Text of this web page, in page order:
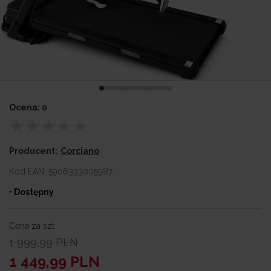
Ocena: 0
Producent: Corciano
Kod EAN: 5906333005987
• Dostępny
Cena za szt
1 999,99 PLN
1 449,99 PLN